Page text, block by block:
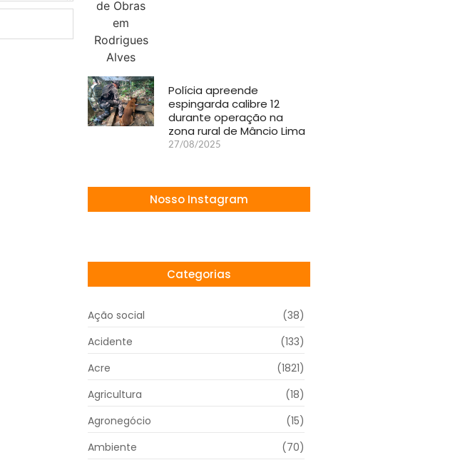
Polícia apreende
espingarda calibre 12
durante operação na
zona rural de Mâncio Lima
27/08/2025
Nosso Instagram
Categorias
Ação social
(38)
Acidente
(133)
Acre
(1821)
Agricultura
(18)
Agronegócio
(15)
Ambiente
(70)